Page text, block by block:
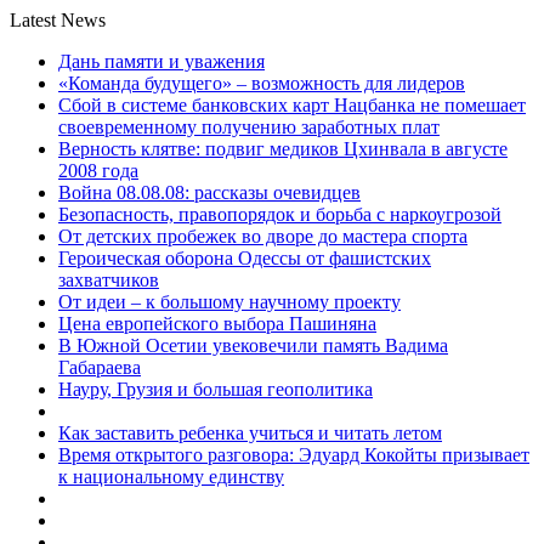
Latest News
Дань памяти и уважения
«Команда будущего» – возможность для лидеров
Сбой в системе банковских карт Нацбанка не помешает
своевременному получению заработных плат
Верность клятве: подвиг медиков Цхинвала в августе
2008 года
Война 08.08.08: рассказы очевидцев
Безопасность, правопорядок и борьба с наркоугрозой
От детских пробежек во дворе до мастера спорта
Героическая оборона Одессы от фашистских
захватчиков
От идеи – к большому научному проекту
Цена европейского выбора Пашиняна
В Южной Осетии увековечили память Вадима
Габараева
Науру, Грузия и большая геополитика
Как заставить ребенка учиться и читать летом
Время открытого разговора: Эдуард Кокойты призывает
к национальному единству